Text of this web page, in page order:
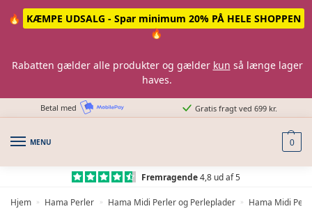
🔥
KÆMPE UDSALG - Spar minimum 20% PÅ HELE SHOPPEN
🔥
Rabatten gælder alle produkter og gælder kun så længe lager
haves.
Betal med Gratis fragt ved 699 kr.
MENU 0
Fremragende4,8 ud af 5
Hjem » Hama Perler » Hama Midi Perler og Perleplader » Hama Midi